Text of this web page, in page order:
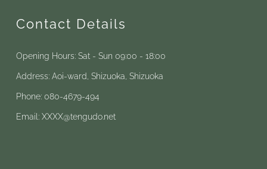
Contact Details
Opening Hours: Sat - Sun 09:00 - 18:00
Address: Aoi-ward, Shizuoka, Shizuoka
Phone: 080-4679-494
Email: XXXX@tengudo.net